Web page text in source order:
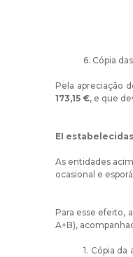
6. Cópia
Pela apreciação
173,15 €, e que
EI
As entidades
ocasional e
Para esse efeito,
A+B),
1. Cópia